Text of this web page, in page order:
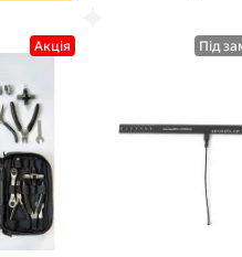
Акцiя Під